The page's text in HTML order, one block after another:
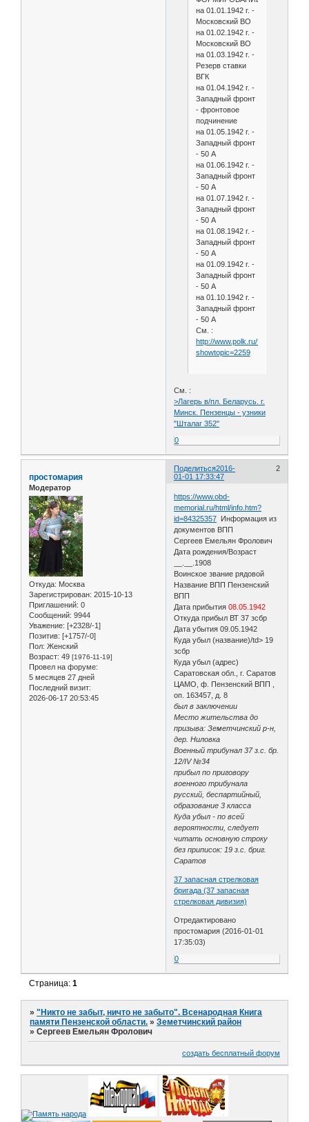
на 01.01.1942 г. -
Московский ВО
на 01.02.1942 г. -
Московский ВО
на 01.03.1942 г. -
Резерв ставки
ВГК
на 01.04.1942 г. -
Западный фронт
- фронтовое
подчинение
на 01.05.1942 г. -
Западный фронт
- 50 А
на 01.06.1942 г. -
Западный фронт
- 50 А
на 01.07.1942 г. -
Западный фронт
- 50 А
на 01.08.1942 г. -
Западный фронт
- 50 А
на 01.09.1942 г. -
Западный фронт
- 50 А
на 01.10.1942 г. -
Западный фронт
- 50 А
См. :
http://www.polk.ru/forum/
showtopic=2259
См. :
>Лагерь в/пл. Беларусь. г.
Минск. Пензенцы - узники
"Шталаг 352"
0
Поделиться 2
2016-
01-01 17:33:47
простомария
Модератор
Откуда: Москва
Зарегистрирован: 2015-10-13
Приглашений: 0
Сообщений: 9944
Уважение: [+2328/-1]
Позитив: [+1757/-0]
Пол: Женский
Возраст: 49 [1976-11-19]
Провел на форуме:
5 месяцев 27 дней
Последний визит:
2026-06-17 20:53:45
https://www.obd-
memorial.ru/html/info.htm?
id=84325357 Информация из
документов ВПП
Сергеев Емельян Фролович
Дата рождения/Возраст
__.__.1908
Воинское звание рядовой
Название ВПП Пензенский
ВПП
Дата прибытия08.05.1942
Откуда прибыл ВТ 37 зсбр
Дата убытия 09.05.1942
Куда убыл (название)/td> 19
зсбр
Куда убыл (адрес)
Саратовская обл., г. Саратов
ЦАМО, ф. Пензенский ВПП ,
оп. 163457, д. 8
был в заключении
Место жительства до
призыва: Земетчинский р-н,
дер. Ниловка
Военный трибунал 37 з.с. бр.
12/IV №34
прибыл по приговору
военного трибунала
русский, беспартийный,
образование 3 класса
Куда убыл - по всей
вероятности, следует
читать основную строку
без приписок: 19 з.с. бриг.
Саратов
37 запасная стрелковая
бригада (37 запасная
стрелковая дивизия)
Отредактировано
простомария (2016-01-01
17:35:03)
0
Страница:1
»"Никто не забыт, ничто не забыто". Всенародная Книга
памяти Пензенской области. »Земетчинский район
»Сергеев Емельян Фролович
создать бесплатный форум